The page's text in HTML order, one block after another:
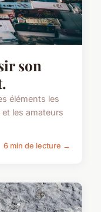
son
éléments les
les amateurs
6 min de lecture →